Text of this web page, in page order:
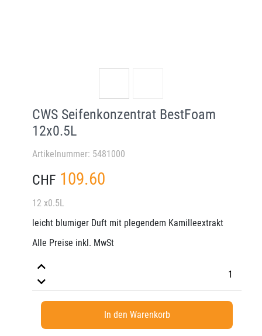
CWS Seifenkonzentrat BestFoam
12x0.5L
Artikelnummer: 5481000
CHF 109.60
12 x0.5L
leicht blumiger Duft mit plegendem Kamilleextrakt
Alle Preise inkl. MwSt
In den Warenkorb